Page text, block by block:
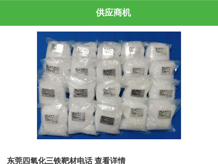
供应商机
东莞四氧化三铁靶材电话 查看详情